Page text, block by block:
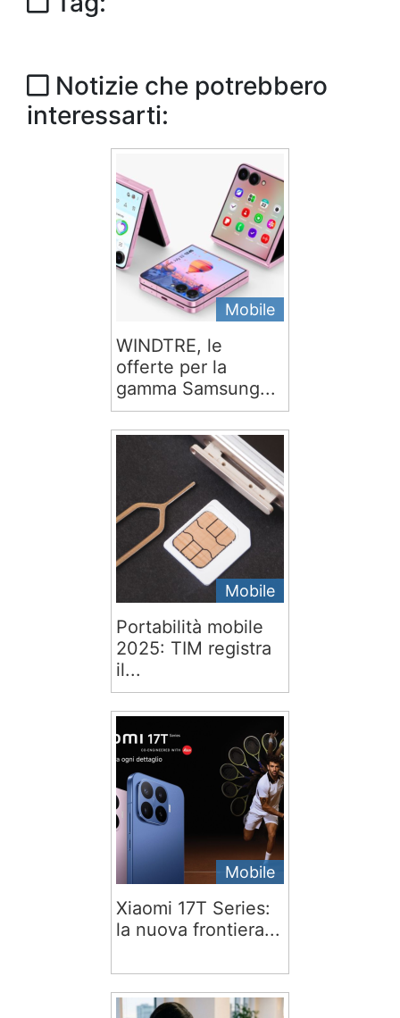
Notizie che potrebbero
interessarti:
Mobile
WINDTRE, le
offerte per la
gamma Samsung...
Mobile
Portabilità mobile
2025: TIM registra
il...
Mobile
Xiaomi 17T Series:
la nuova frontiera...